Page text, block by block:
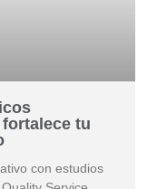
tu
con estudios